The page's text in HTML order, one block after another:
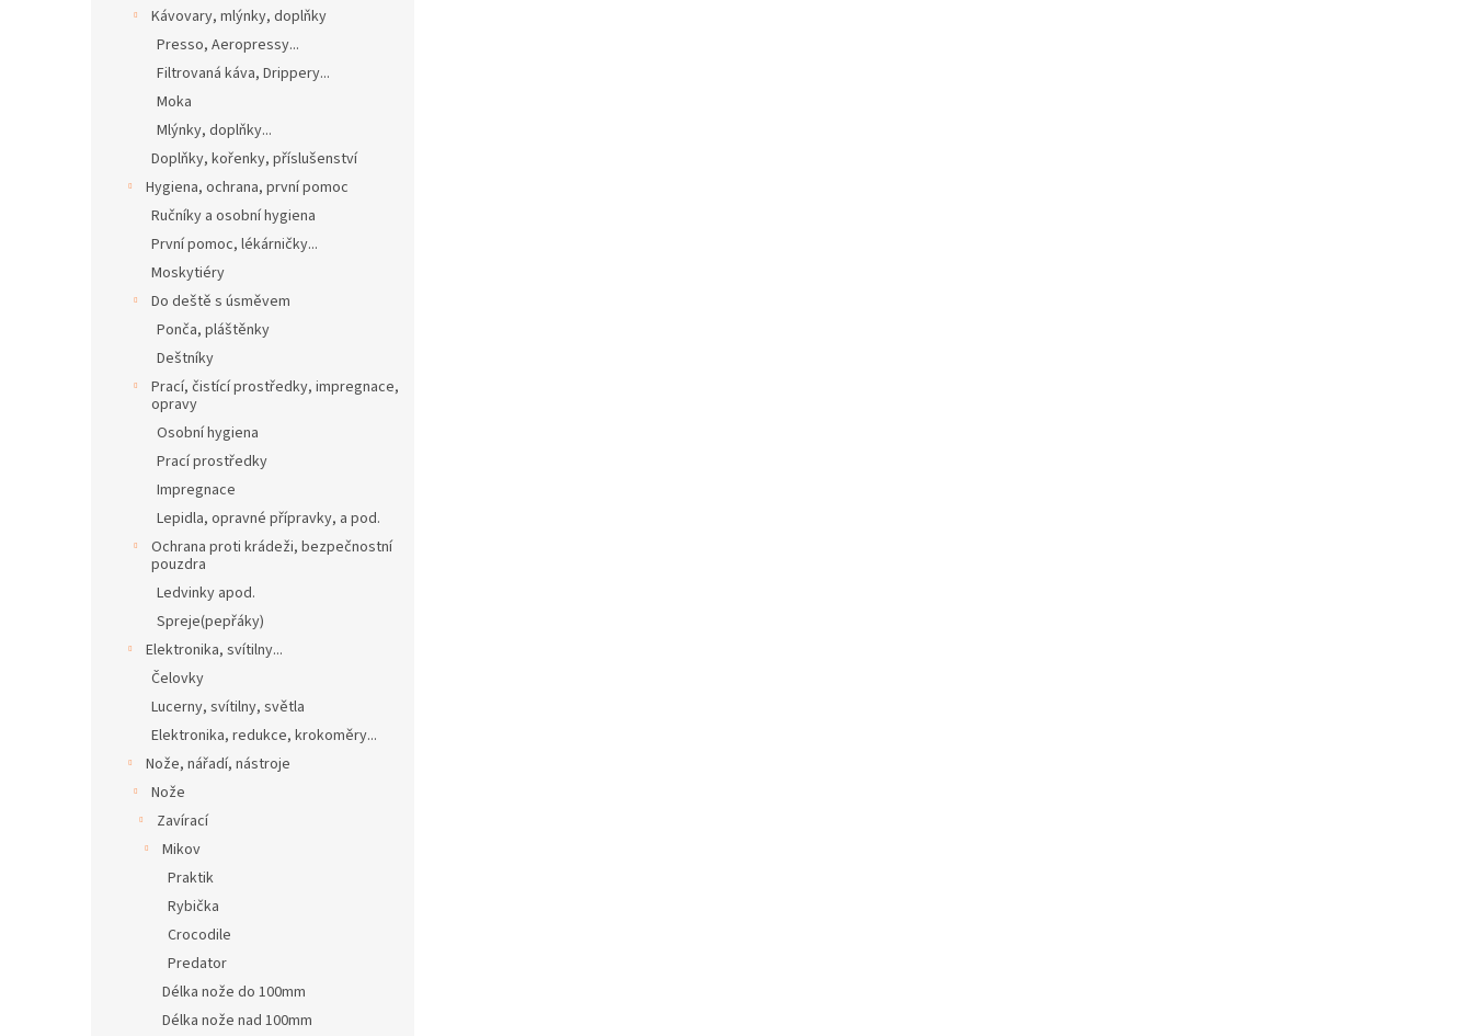
Kávovary, mlýnky, doplňky
Presso, Aeropressy...
Filtrovaná káva, Drippery...
Moka
Mlýnky, doplňky...
Doplňky, kořenky, příslušenství
Hygiena, ochrana, první pomoc
Ručníky a osobní hygiena
První pomoc, lékárničky...
Moskytiéry
Do deště s úsměvem
Ponča, pláštěnky
Deštníky
Prací, čistící prostředky, impregnace,
opravy
Osobní hygiena
Prací prostředky
Impregnace
Lepidla, opravné přípravky, a pod.
Ochrana proti krádeži, bezpečnostní
pouzdra
Ledvinky apod.
Spreje(pepřáky)
Elektronika, svítilny...
Čelovky
Lucerny, svítilny, světla
Elektronika, redukce, krokoměry...
Nože, nářadí, nástroje
Nože
Zavírací
Mikov
Praktik
Rybička
Crocodile
Predator
Délka nože do 100mm
Délka nože nad 100mm